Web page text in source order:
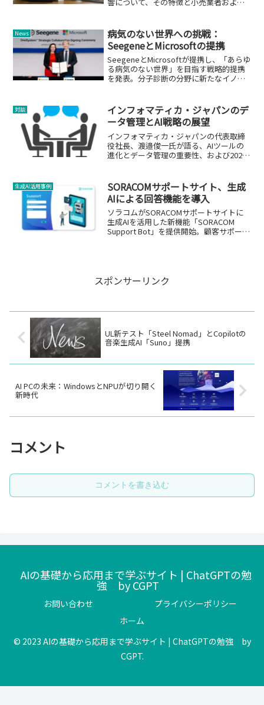
News
病気のない世界への挑戦：
SeegeneとMicrosoftの提携
SeegeneとMicrosoftが提携し、「あらゆ
る病気のない世界」を目指す戦略的提携
を発表。分子診断の分野に新たなイノベ
対談
インフォマティカ・ジャパンのデ
ータ管理とAI戦略の展望
インフォマティカ・ジャパンの代表取締
役社長、渡邉俊一氏が語る、AIツールの
進化とデータ管理の重要性、および2024
生成AI活用事例
SORACOMサポートサイト、生成
AIによる回答機能を導入
ソラコムがSORACOMサポートサイトに
生成AIを活用した新機能「SORACOM
Support Bot」を提供開始。顧客サポート
スポンサーリンク
UL新テスト「Steel Nomad」とCopilotの
音楽生成AI「Suno」提携
AI PCの未来：WindowsとNPUが切り開く
新時代
コメント
コメントを書き込む
AIの基礎から応用まで学ぶサイト | ChatGPTの勉
強 by CGPT
お問い合わせ
プライバシーポリシー
ホーム
© 2023 AIの基礎から応用まで学ぶサイト | ChatGPTの勉強 by
CGPT.